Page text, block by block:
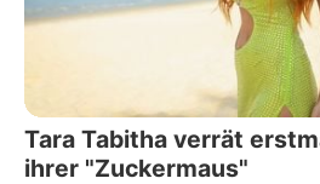
Tara Tabitha verrät
ihrer "Zuckermaus"